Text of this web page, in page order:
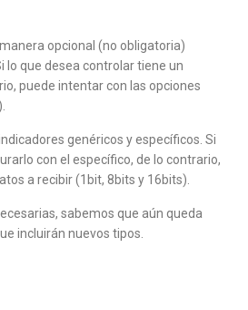
opcional (no obligatoria)
lo que desea controlar tiene un
puede intentar con las opciones
genéricos y específicos. Si
con el específico, de lo contrario,
a recibir (1bit, 8bits y 16bits).
sabemos que aún queda
incluirán nuevos tipos.